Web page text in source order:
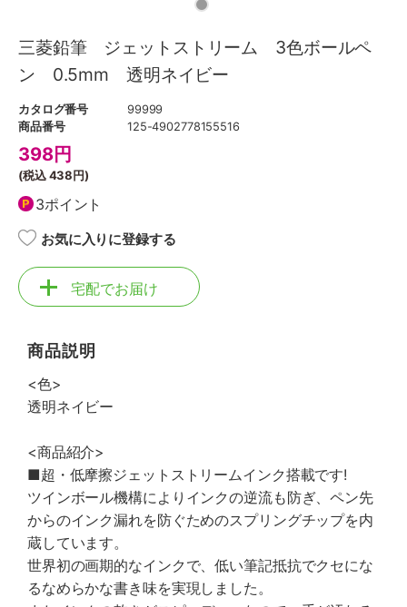
三菱鉛筆 ジェットストリーム 3色ボールペ
ン 0.5mm 透明ネイビー
カタログ番号
99999
商品番号
125-4902778155516
398円
(税込438円)
3ポイント
お気に入りに登録する
宅配でお届け
商品説明
<色>
透明ネイビー
<商品紹介>
■超・低摩擦ジェットストリームインク搭載です!
ツインボール機構によりインクの逆流も防ぎ、ペン先
からのインク漏れを防ぐためのスプリングチップを内
蔵しています。
世界初の画期的なインクで、低い筆記抵抗でクセにな
るなめらかな書き味を実現しました。